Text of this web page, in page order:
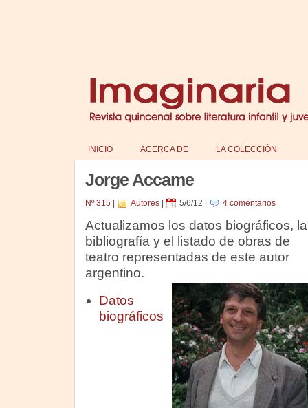
INICIO ACERCA DE LA COLECCIÓN
Jorge Accame
Nº 315| Autores| 5/6/12 4 comentarios
Actualizamos los datos biográficos, la
bibliografía y el listado de obras de
teatro representadas de este autor
argentino.
Datos
biográficos